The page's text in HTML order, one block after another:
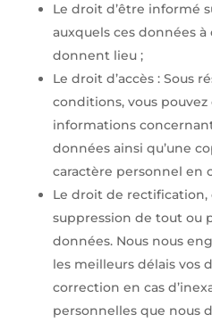
Le droit d’être informé
auxquels ces données
donnent lieu ;
Le droit d’accès : Sous
conditions, vous
informations
données ainsi qu’une
caractère personnel en
Le droit de rectification,
suppression de tout ou
données. Nous nous
les meilleurs délais vos
correction en cas
personnelles que nous